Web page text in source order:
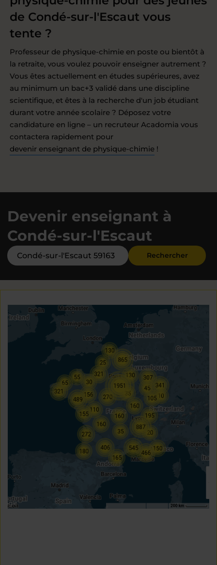
de Condé-sur-l'Escaut vous
tente ?
Professeur de physique-chimie en poste ou bientôt à
la retraite, vous voulez pouvoir enseigner autrement ?
Vous êtes actuellement en études supérieures, avez
au minimum un bac+3 validé dans une discipline
scientifique, et êtes à la recherche d'un job étudiant
durant votre année scolaire ? Déposez votre
candidature en ligne – un recruteur Acadomia vous
contactera rapidement pour
devenir enseignant de physique-chimie !
Devenir enseignant à
Condé-sur-l'Escaut
Rechercher